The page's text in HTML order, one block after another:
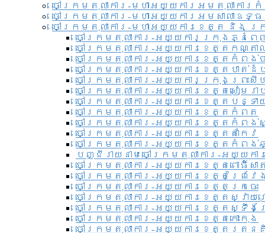
ចៅក្រមតុលាការ-មហាអយ្យការអមតុលាការ
ចៅក្រមតុលាការ-មហាអយ្យការអមសាលាឧទ្
ចៅក្រមតុលាការ-មហាអយ្យការខេត្ត និង ក្
ចៅក្រមតុលាការ-អយ្យការក្រុងភ្នំពេ
ចៅក្រមតុលាការ-អយ្យការខេត្តកណ្តា
ចៅក្រមតុលាការ-អយ្យការខេត្តកំពង់ច
ចៅក្រមតុលាការ-អយ្យការខេត្តបាត់ដំ
ចៅក្រមតុលាការ-អយ្យការ​ក្រុងព្រះសី
ចៅក្រមតុលាការ-អយ្យការខេត្តសៀមរា
ចៅក្រមតុលាការ-អយ្យការខេត្តបន្ទា
ចៅក្រមតុលាការ-អយ្យការខេត្តកំពត
ចៅក្រមតុលាការ-អយ្យការខេត្តកំពង់
ចៅក្រមតុលាការ-អយ្យការខេត្តតាកែវ
ចៅក្រមតុលាការ-អយ្យការខេត្តកំពង់
បញ្ជីរាយនាមចៅក្រមតុលាការ-អយ្យក
ចៅក្រមតុលាការ-អយ្យការខេត្តពោធិ៍សា
ចៅក្រមតុលាការ-អយ្យការខេត្តព្រៃវែ
ចៅក្រមតុលាការ-អយ្យការខេត្តក្រចេះ
ចៅក្រមតុលាការ-អយ្យការខេត្តស្វាយ
ចៅក្រមតុលាការ-អយ្យការខេត្តស្ទឹង
ចៅក្រមតុលាការ-អយ្យការខេត្តកោះកុង
ចៅក្រមតុលាការ-អយ្យការខេត្តរតន